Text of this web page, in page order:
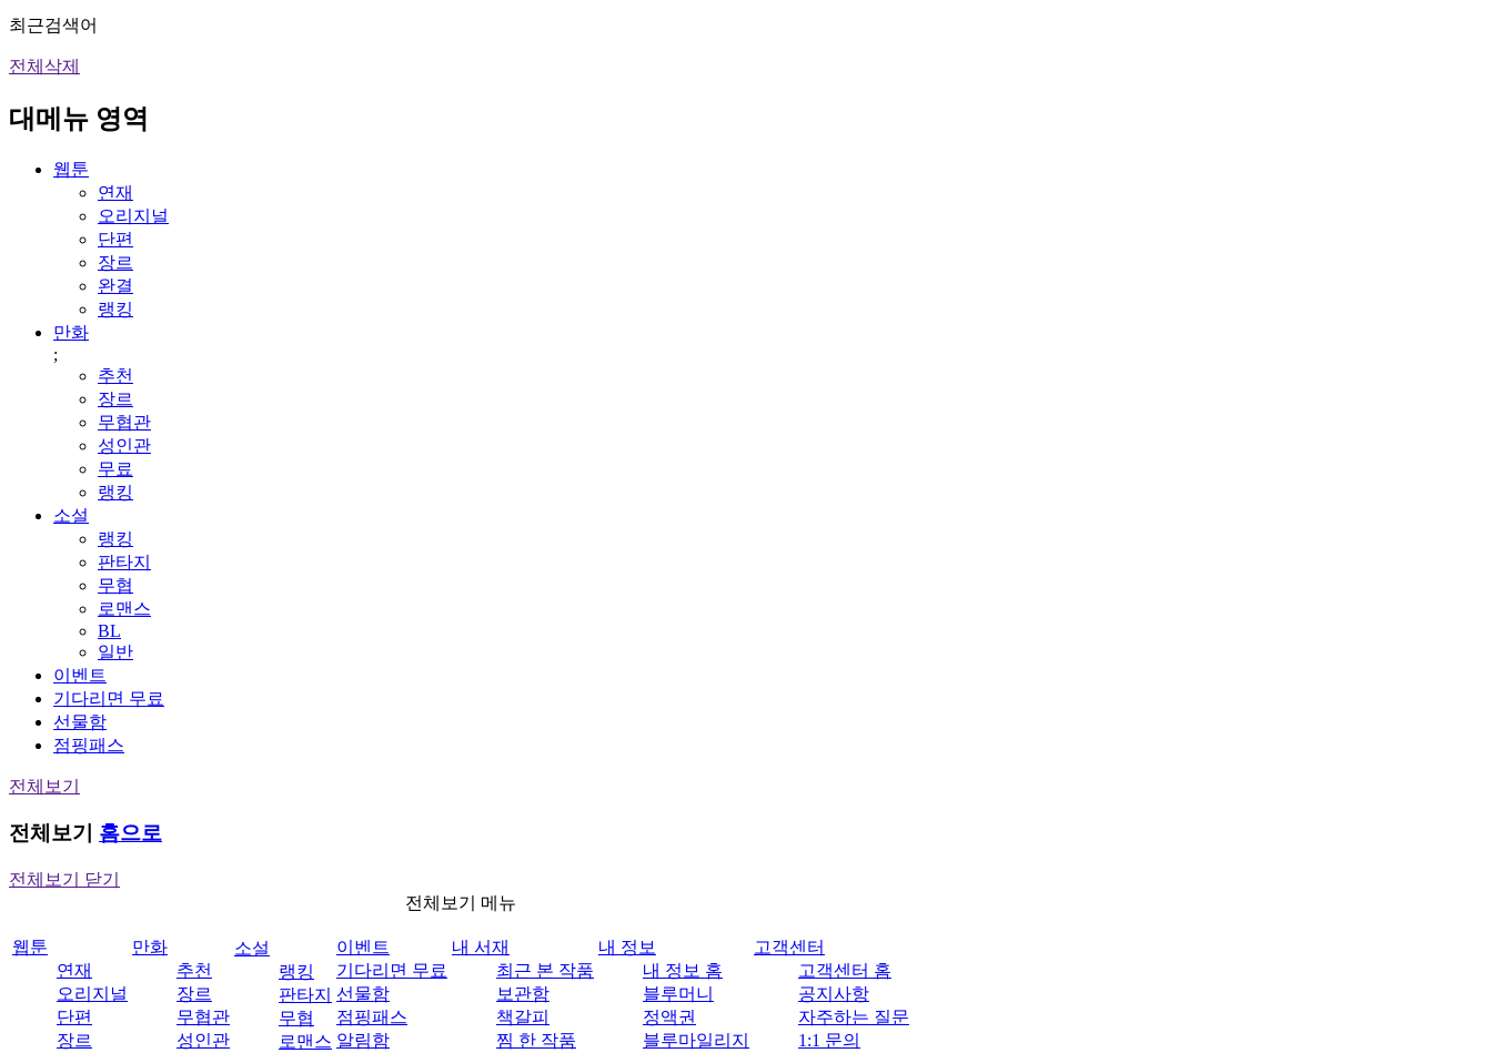
최근검색어
전체삭제
대메뉴 영역
웹툰
연재
오리지널
단편
장르
완결
랭킹
만화
;
추천
장르
무협관
성인관
무료
랭킹
소설
랭킹
판타지
무협
로맨스
BL
일반
이벤트
기다리면 무료
선물함
점핑패스
전체보기
전체보기 홈으로
전체보기 닫기
전체보기 메뉴
웹툰
연재
오리지널
단편
장르
만화
추천
장르
무협관
성인관
소설
랭킹
판타지
무협
로맨스
이벤트
기다리면 무료
선물함
점핑패스
알림함
내 서재
최근 본 작품
보관함
책갈피
찜 한 작품
내 정보
내 정보 홈
블루머니
정액권
블루마일리지
고객센터
고객센터 홈
공지사항
자주하는 질문
1:1 문의